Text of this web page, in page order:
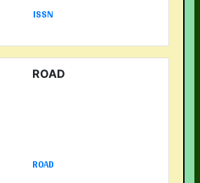
ISSN
ROAD